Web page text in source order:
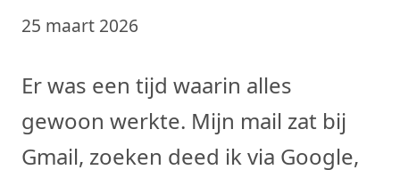
25 maart 2026
Er was een tijd waarin alles
gewoon werkte. Mijn mail zat bij
Gmail, zoeken deed ik via Google,